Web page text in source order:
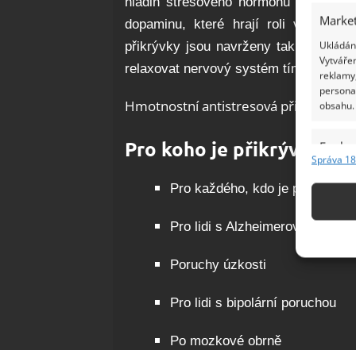
obsahu.
Funkce
Správa
dopaminu, které hrají roli v
přikrývky jsou navrženy tak, aby
relaxovat nervový systém tím, že
Hmotnostní antistresová přikrývka –
Pro koho je přikrývka
Pro každého, kdo je pod tlakem
Pro lidi s Alzheimerovou
Poruchy úzkosti
Pro lidi s bipolární poruchou
Po mozkové obrně